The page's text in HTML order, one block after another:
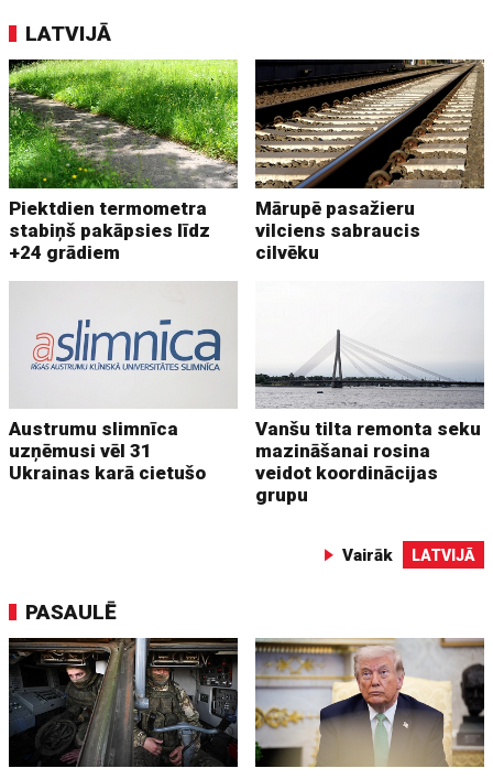
LATVIJĀ
Piektdien termometra
stabiņš pakāpsies līdz
+24 grādiem
Mārupē pasažieru
vilciens sabraucis
cilvēku
Austrumu slimnīca
uzņēmusi vēl 31
Ukrainas karā cietušo
Vanšu tilta remonta seku
mazināšanai rosina
veidot koordinācijas
grupu
Vairāk LATVIJĀ
PASAULĒ